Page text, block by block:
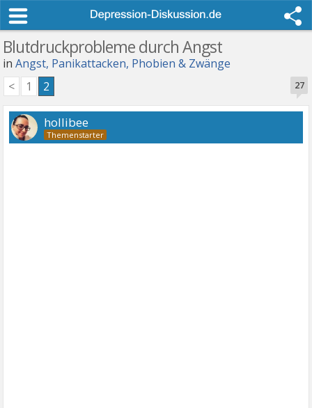
Blutdruckprobleme durch Angst
inAngst, Panikattacken, Phobien & Zwänge
27
< 1 2
hollibee